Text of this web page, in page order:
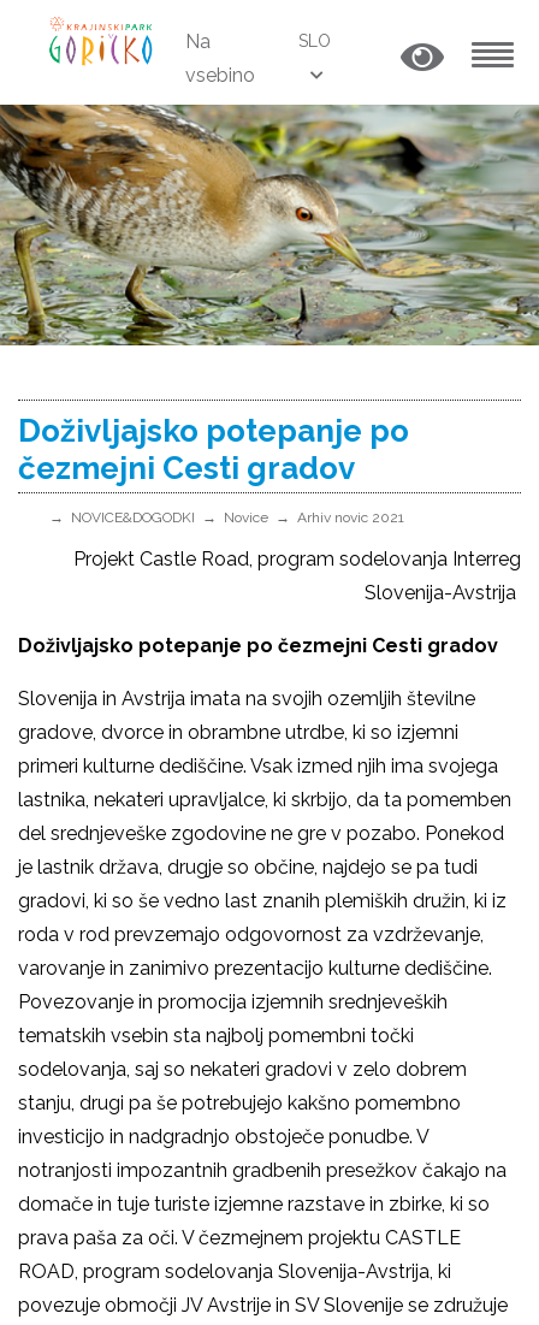
Na
vsebino
SLO
Doživljajsko potepanje po
čezmejni Cesti gradov
NOVICE&DOGODKI Novice Arhiv novic 2021
Projekt Castle Road, program sodelovanja Interreg
Slovenija-Avstrija
Doživljajsko potepanje po čezmejni Cesti gradov
Slovenija in Avstrija imata na svojih ozemljih številne
gradove, dvorce in obrambne utrdbe, ki so izjemni
primeri kulturne dediščine. Vsak izmed njih ima svojega
lastnika, nekateri upravljalce, ki skrbijo, da ta pomemben
del srednjeveške zgodovine ne gre v pozabo. Ponekod
je lastnik država, drugje so občine, najdejo se pa tudi
gradovi, ki so še vedno last znanih plemiških družin, ki iz
roda v rod prevzemajo odgovornost za vzdrževanje,
varovanje in zanimivo prezentacijo kulturne dediščine.
Povezovanje in promocija izjemnih srednjeveških
tematskih vsebin sta najbolj pomembni točki
sodelovanja, saj so nekateri gradovi v zelo dobrem
stanju, drugi pa še potrebujejo kakšno pomembno
investicijo in nadgradnjo obstoječe ponudbe. V
notranjosti impozantnih gradbenih presežkov čakajo na
domače in tuje turiste izjemne razstave in zbirke, ki so
prava paša za oči. V čezmejnem projektu CASTLE
ROAD, program sodelovanja Slovenija-Avstrija, ki
povezuje območji JV Avstrije in SV Slovenije se združuje